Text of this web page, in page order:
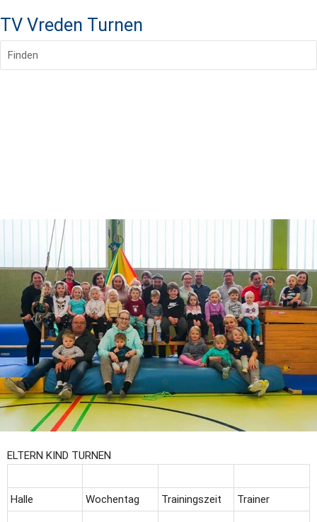
TV Vreden Turnen
Finden
ELTERN KIND TURNEN
Halle Wochentag Trainingszeit Trainer